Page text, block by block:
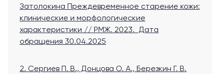
Затолокина Преждевременное старение кожи:
клинические и морфологические
характеристики // РМЖ. 2023. Дата
обращения 30.04.2025
2. Сергиев П. В., Донцова О. А., Березкин Г. В.